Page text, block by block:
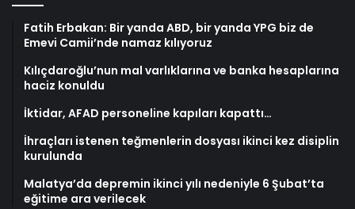
Fatih Erbakan: Bir yanda ABD, bir yanda YPG biz de
Emevi Camii’nde namaz kılıyoruz
Kılıçdaroğlu’nun mal varlıklarına ve banka hesaplarına
haciz konuldu
İktidar, AFAD personeline kapıları kapattı…
İhraçları istenen teğmenlerin dosyası ikinci kez disiplin
kurulunda
Malatya’da depremin ikinci yılı nedeniyle 6 Şubat’ta
eğitime ara verilecek